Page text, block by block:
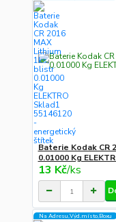
Baterie Kodak CR
0.01000 Kg
13 Kč/ks
Na Adresu,Výd.místo,Boxu